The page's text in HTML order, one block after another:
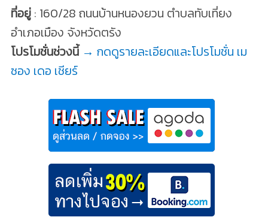
ที่อยู่: 160/28 ถนนบ้านหนองยวน ตำบลทับเที่ยง
อำเภอเมือง จังหวัดตรัง
โปรโมชั่นช่วงนี้ → กดดูรายละเอียดและโปรโมชั่น เม
ซอง เดอ เชียร์